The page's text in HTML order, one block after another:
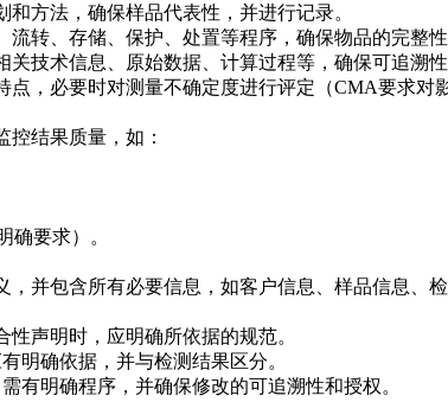
方法，确保样品代表性，并进行记录。
流转、存储、保护、处置等程序，确保物品的完整性
技术信息、原始数据、计算过程等，确保可追溯性
点，必要时对测量不确定度进行评定（CMA要求
控结果质量，如：
确要求）。
并包含所有必要信息，如客户信息、样品信息、
声明时，应明确所依据的规范。
明确依据，并与检测结果区分。
有明确程序，并确保修改的可追溯性和授权。